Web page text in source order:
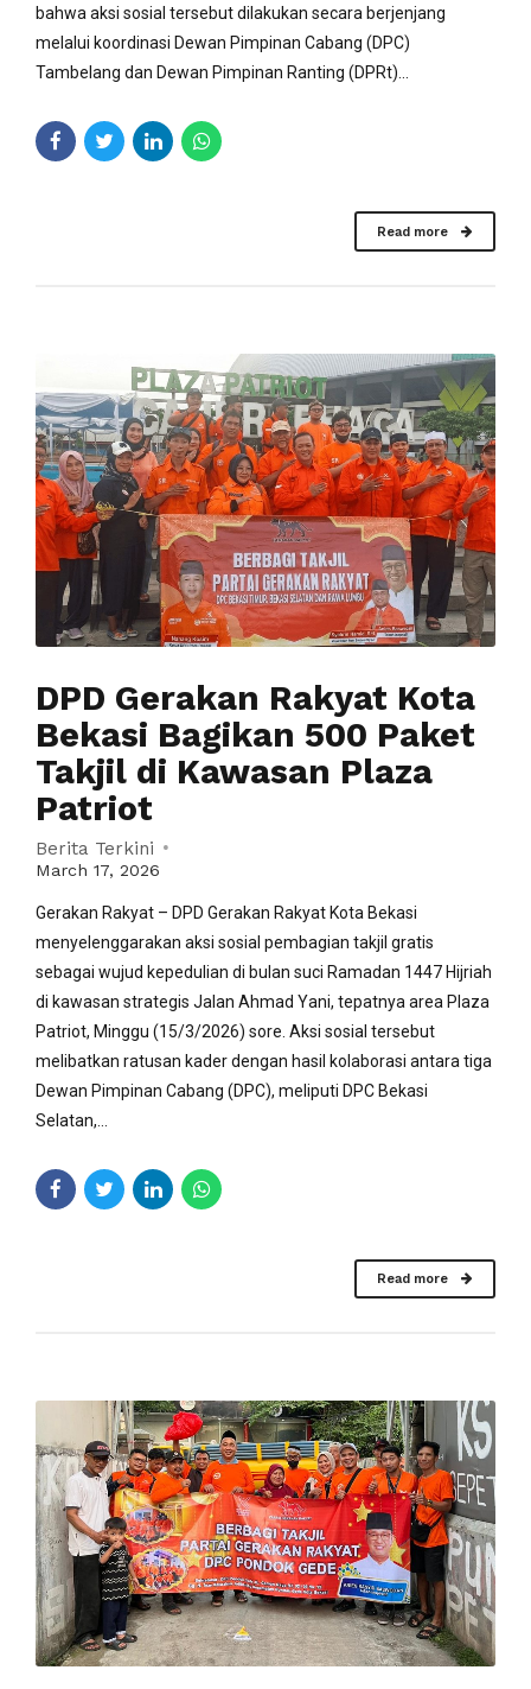
bahwa aksi sosial tersebut dilakukan secara berjenjang
melalui koordinasi Dewan Pimpinan Cabang (DPC)
Tambelang dan Dewan Pimpinan Ranting (DPRt)...
Read more
DPD Gerakan Rakyat Kota
Bekasi Bagikan 500 Paket
Takjil di Kawasan Plaza
Patriot
Berita Terkini
March 17, 2026
Gerakan Rakyat – DPD Gerakan Rakyat Kota Bekasi
menyelenggarakan aksi sosial pembagian takjil gratis
sebagai wujud kepedulian di bulan suci Ramadan 1447 Hijriah
di kawasan strategis Jalan Ahmad Yani, tepatnya area Plaza
Patriot, Minggu (15/3/2026) sore. Aksi sosial tersebut
melibatkan ratusan kader dengan hasil kolaborasi antara tiga
Dewan Pimpinan Cabang (DPC), meliputi DPC Bekasi
Selatan,...
Read more